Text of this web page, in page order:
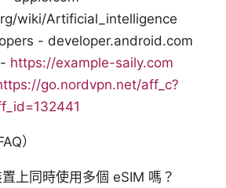
wiki/Artificial_intelligence
- developer.android.com
https://example-saily.com
go.nordvpn.net/aff_c?
）
上同時使用多個 eSIM 嗎？